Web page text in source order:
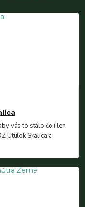
vás to stálo čo i len
Útulok Skalica a